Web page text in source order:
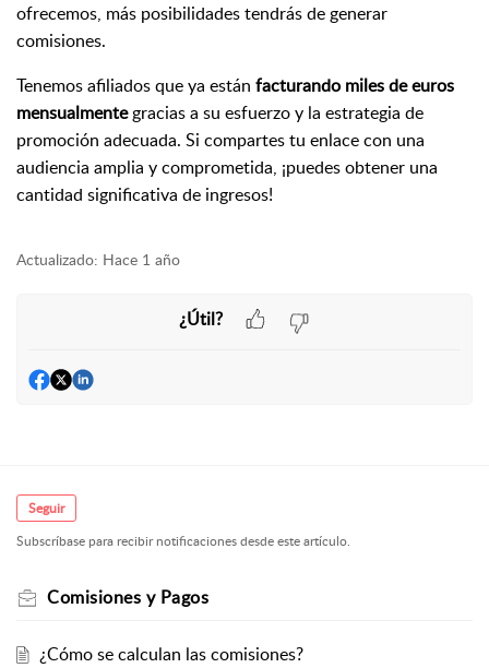
ofrecemos, más posibilidades tendrás de generar
comisiones.
Tenemos afiliados que ya están facturando miles de euros
mensualmentegracias a su esfuerzo y la estrategia de
promoción adecuada. Si compartes tu enlace con una
audiencia amplia y comprometida, ¡puedes obtener una
cantidad significativa de ingresos!
Actualizado: Hace 1 año
¿Útil?
Seguir
Subscríbase para recibir notificaciones desde este artículo.
Comisiones y Pagos
¿Cómo se calculan las comisiones?